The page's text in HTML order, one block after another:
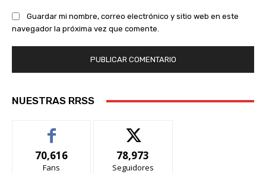
Guardar mi nombre, correo electrónico y sitio web en este
navegador la próxima vez que comente.
NUESTRAS RRSS
70,616
Fans
78,973
Seguidores